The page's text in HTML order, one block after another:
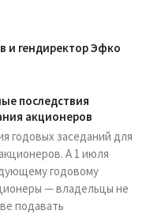
и гендиректор Эфко
последствия
акционеров
годовых заседаний для
А 1 июля
годовому
— владельцы не
подавать